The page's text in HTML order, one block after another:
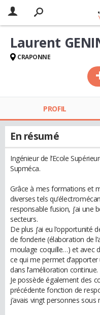
Laurent
CRAPONNE
PROFIL
En résumé
Ingénieur de l’Ecole
Supméca.
Grâce à mes formations et
diverses tels
responsable fusion, j’ai une
secteurs.
De plus j’ai eu l’opportunité
de fonderie (élaboration de
moulage coquille…) et avec
ce qui me permet
dans l’amélioration continue.
Je possède également des
précédente fonction de
j’avais vingt personnes